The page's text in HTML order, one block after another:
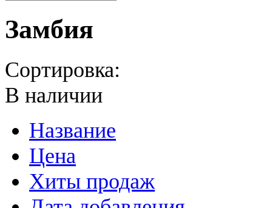
Замбия
Сортировка:
В наличии
Название
Цена
Хиты продаж